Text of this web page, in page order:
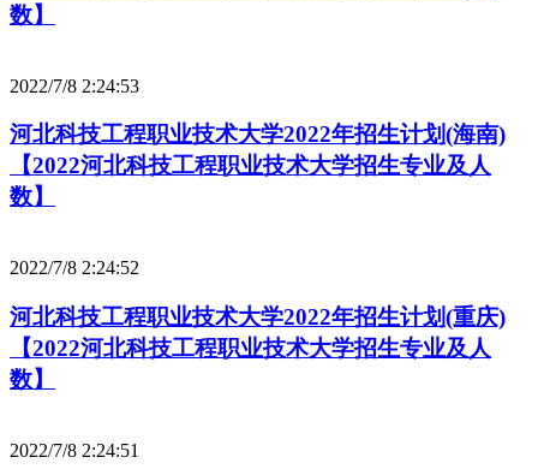
数】
2022/7/8 2:24:53
河北科技工程职业技术大学2022年招生计划(海南)
【2022河北科技工程职业技术大学招生专业及人
数】
2022/7/8 2:24:52
河北科技工程职业技术大学2022年招生计划(重庆)
【2022河北科技工程职业技术大学招生专业及人
数】
2022/7/8 2:24:51